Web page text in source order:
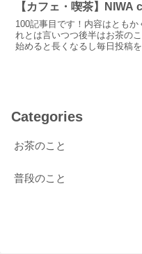
【カフェ・喫茶】NIWA
100記事目です！内容はとも
れとは言いつつ後半はお茶の
始めると長くなるし毎日投稿
Categories
お茶のこと
普段のこと